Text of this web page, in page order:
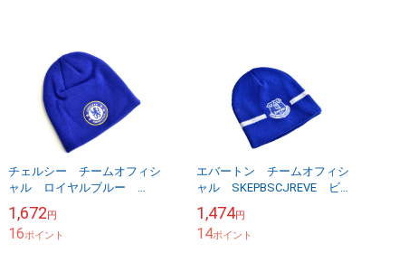
チェルシー チームオフィシ
ャル ロイヤルブルー
ト 【他商品同梱OK・送料無
料商品】
1,672円
16ポイント
エバートン チームオフィシ
ャル SKEPBSCJREVE ビー
OK・送料無料商品】
1,474円
14ポイント